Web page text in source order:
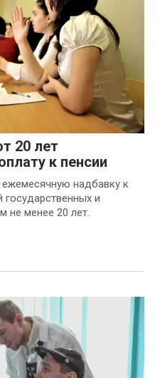
20 лет
к пенсии
надбавку к
государственных и
не менее 20 лет.